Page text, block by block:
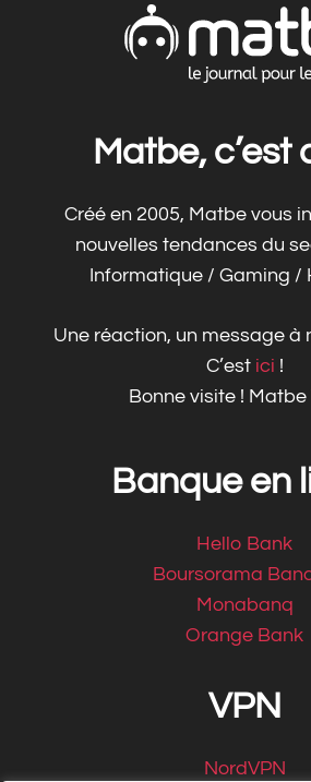
Matbe, c’est
Créé en 2005, Matbe vous
nouvelles tendances du
Informatique / Gaming /
Une réaction, un message à
C’est ici !
Bonne visite ! Matbe
Banque en
Hello Bank
Boursorama
Monabanq
Orange Bank
VPN
NordVPN